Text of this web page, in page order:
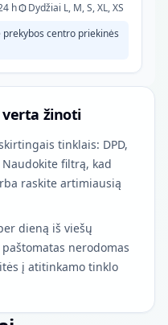
h
Dydžiai L, M, S, XL, XS
centro priekinės
verta žinoti
tinklais: DPD,
filtrą, kad
raskite artimiausią
dieną iš viešų
nerodomas
į atitinkamo tinklo